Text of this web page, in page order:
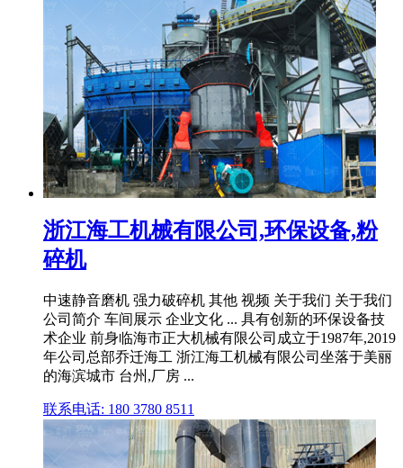
浙江海工机械有限公司,环保设备,粉
碎机
中速静音磨机 强力破碎机 其他 视频 关于我们 关于我们
公司简介 车间展示 企业文化 ... 具有创新的环保设备技
术企业 前身临海市正大机械有限公司成立于1987年,2019
年公司总部乔迁海工 浙江海工机械有限公司坐落于美丽
的海滨城市 台州,厂房 ...
联系电话: 180 3780 8511